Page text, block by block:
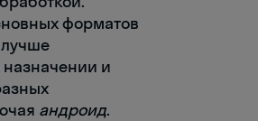
форматов
назначении и
андроид.